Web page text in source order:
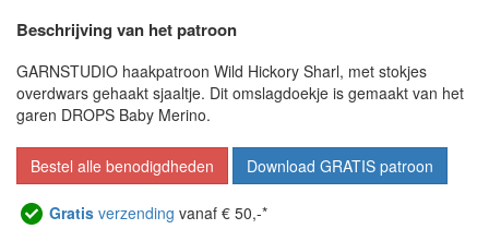
Beschrijving van het patroon
GARNSTUDIO haakpatroon Wild Hickory Sharl, met stokjes
overdwars gehaakt sjaaltje. Dit omslagdoekje is gemaakt van het
garen DROPS Baby Merino.
Bestel alle benodigdheden Download GRATIS patroon
Gratis verzending vanaf € 50,-*